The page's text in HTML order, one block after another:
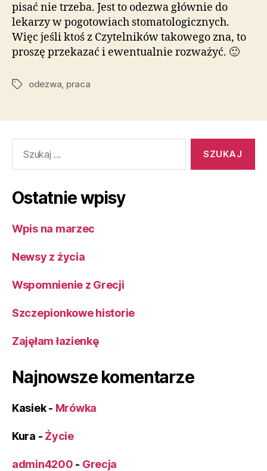
pisać nie trzeba. Jest to odezwa głównie do
lekarzy w pogotowiach stomatologicznych.
Więc jeśli ktoś z Czytelników takowego zna, to
proszę przekazać i ewentualnie rozważyć. 🙂
Tagiodezwa, praca
Ostatnie wpisy
Wpis na marzec
Newsy z życia
Wspomnienie z Grecji
Szczepionkowe historie
Zajęłam łazienkę
Najnowsze komentarze
Kasiek- Mrówka
Kura - Życie
admin4200 - Grecja